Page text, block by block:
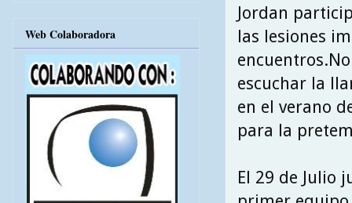
Jordan
las lesiones
escuchar la
en el verano
para la
El 29 de Julio
Web Colaboradora